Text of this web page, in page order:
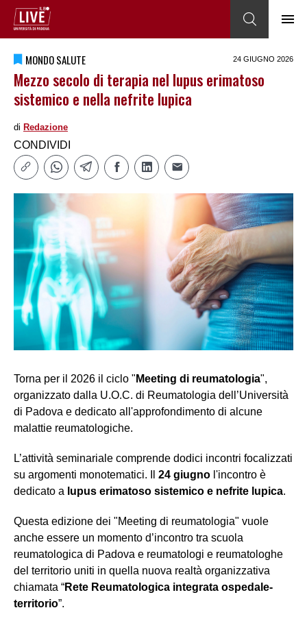
MONDO SALUTE 24 GIUGNO 2026
Mezzo secolo di terapia nel lupus erimatoso
sistemico e nella nefrite lupica
di Redazione
CONDIVIDI
Torna per il 2026 il ciclo " Meeting di reumatologia",
organizzato dalla U.O.C. di Reumatologia dell’Università
di Padova e dedicato all'approfondimento di alcune
malattie reumatologiche.
L’attività seminariale comprende dodici incontri focalizzati
su argomenti monotematici. Il
24 giugno l'incontro è
dedicato a lupus erimatoso sistemico e nefrite lupica.
Questa edizione dei "Meeting di reumatologia" vuole
anche essere un momento d’incontro tra scuola
reumatologica di Padova e reumatologi e reumatologhe
del territorio uniti in quella nuova realtà organizzativa
chiamata “Rete Reumatologica integrata ospedale-
territorio”.